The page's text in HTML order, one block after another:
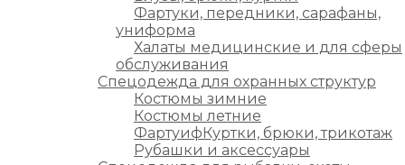
Фартуки, передники, сарафаны,
униформа
Халаты медицинские и для сферы
обслуживания
Спецодежда для охранных структур
Костюмы зимние
Костюмы летние
ФартуифКуртки, брюки, трикотаж
Рубашки и аксессуары